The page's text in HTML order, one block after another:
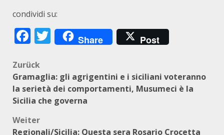
condividi su:
Facebook
Twitter
Share Post
Beitragsnavigation
Zurück
Gramaglia: gli agrigentini e i siciliani voteranno
la serietà dei comportamenti, Musumeci è la
Sicilia che governa
Weiter
Regionali/Sicilia: Questa sera Rosario Crocetta